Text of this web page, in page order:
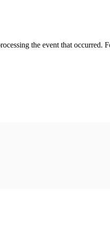
the event that occurred.